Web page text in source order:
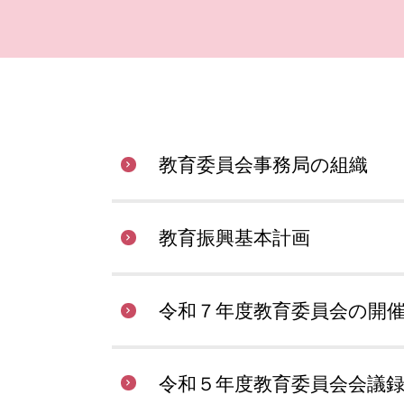
教育委員会事務局の組織
教育振興基本計画
令和７年度教育委員会の開
令和５年度教育委員会会議録